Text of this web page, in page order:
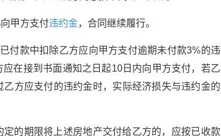
甲方支付违约金，合同继续履行。
付款中扣除乙方应向甲方支付逾期未付款3%的违
在接到书面通知之日起10日内向甲方支付，若乙
方应支付的违约金时，实际经济损失与违约金的
的期限将上述房地产交付给乙方的，应按已收款